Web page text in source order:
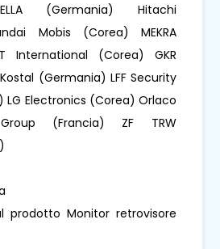
(Germania) Hitachi
Mobis (Corea) MEKRA
International (Corea) GKR
(Germania) LFF Security
LG Electronics (Corea) Orlaco
(Francia) ZF TRW
prodotto Monitor retrovisore